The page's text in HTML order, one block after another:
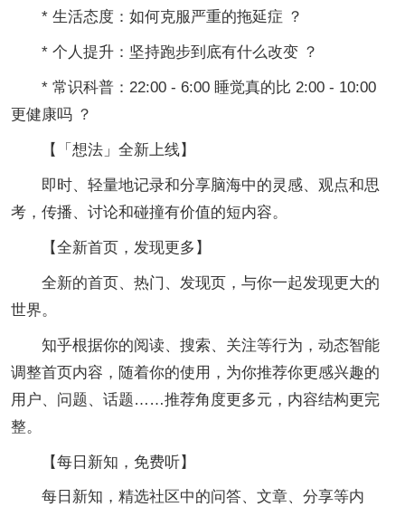
* 生活态度：如何克服严重的拖延症 ？
* 个人提升：坚持跑步到底有什么改变 ？
* 常识科普：22:00 - 6:00 睡觉真的比 2:00 - 10:00
更健康吗 ？
【「想法」全新上线】
即时、轻量地记录和分享脑海中的灵感、观点和思
考，传播、讨论和碰撞有价值的短内容。
【全新首页，发现更多】
全新的首页、热门、发现页，与你一起发现更大的
世界。
知乎根据你的阅读、搜索、关注等行为，动态智能
调整首页内容，随着你的使用，为你推荐你更感兴趣的
用户、问题、话题……推荐角度更多元，内容结构更完
整。
【每日新知，免费听】
每日新知，精选社区中的问答、文章、分享等内